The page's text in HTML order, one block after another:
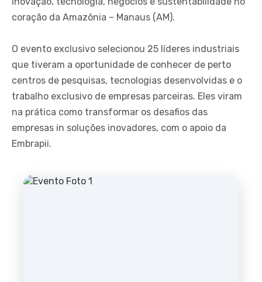
coração da Amazônia – Manaus (AM).
O evento exclusivo selecionou 25 líderes industriais
que tiveram a oportunidade de conhecer de perto
centros de pesquisas, tecnologias desenvolvidas e o
trabalho exclusivo de empresas parceiras. Eles viram
na prática como transformar os desafios das
empresas in soluções inovadores, com o apoio da
Embrapii.